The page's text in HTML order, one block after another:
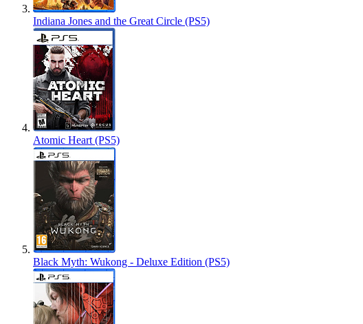
Indiana Jones and the Great Circle (PS5)
Atomic Heart (PS5)
Black Myth: Wukong - Deluxe Edition (PS5)